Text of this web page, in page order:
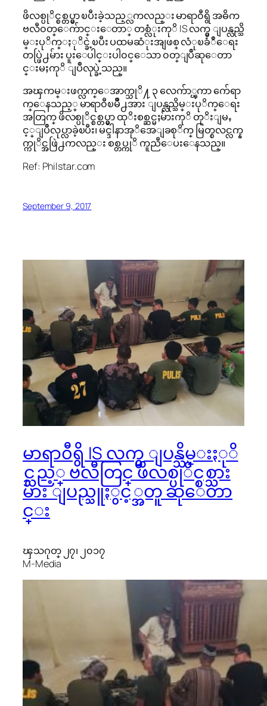
ဖိလစ္ပုိင္စစ္တပ္မွာ ၿပီးခဲ့သည့္လကလည္း မာရာ၀ီရွိ အဓိက
ဗလီ၀တ္ေက်ာင္းေတာ္ တစ္လံုးကုိ IS လက္မွ ျပန္လည္သိ
မ္းပုိက္ႏုိင္ခဲ့ၿပီး ပထမဆံုးအျဖစ္ လံုၿခံဳေရး
တပ္ဖြဲ႕မ်ား ပူးေပါင္းပါ၀င္ေသာ ၀တ္ျပဳဆုေတာ
င္းမႈကုိ ျပဳလုပ္ခဲ့သည္။
အၾကမ္းဖက္လက္ေအာက္သုိ႔ ၃ လေက်ာ္ၾကာ က်ေရာ
က္ေနသည့္ မာရာ၀ီၿမိဳ႕အား ျပန္လည္သိမ္းပုိက္ေရး
အတြက္ ဖိလစ္ပုိင္စစ္တပ္မွာ ထုိးစစ္ဆင္မႈမ်ားကုိ တုိးျမႇ
င့္ျပဳလုပ္လာခဲ့ၿပီး၊ မင္ဒါနာအုိအေျခစုိက္ မြတ္စလင္လက္န
က္ကုိင္အဖြဲ႕ကလည္း စစ္တပ္ကုိ ကူညီေပးေနသည္။
Ref: Philstar.com
September 9, 2017
မာရာ၀ီရွိ IS လက္မွ ျပန္သိမ္းႏုိ
င္သည့္ ဗလီတြင္ ဖိလစ္ပုိင္စစ္သား
မ်ား ျပည္သူႏွင့္အတူ ဆုေတာ
င္း
ၾသဂုတ္ ၂၇၊ ၂၀၁၇
M-Media